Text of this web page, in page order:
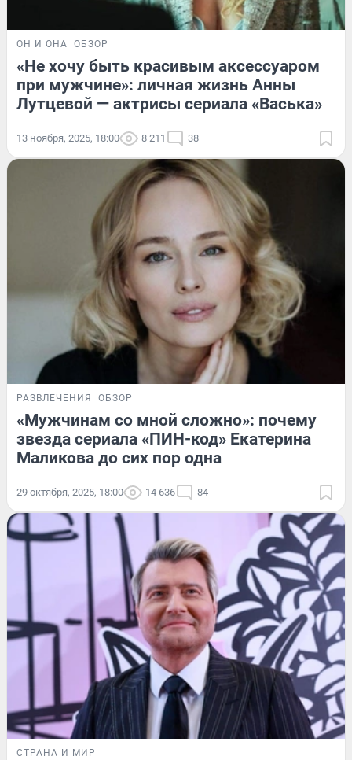
ОН И ОНА ОБЗОР
«Не хочу быть красивым аксессуаром
при мужчине»: личная жизнь Анны
Лутцевой — актрисы сериала «Васька»
13 ноября, 2025, 18:00 8 211 38
РАЗВЛЕЧЕНИЯ ОБЗОР
«Мужчинам со мной сложно»: почему
звезда сериала «ПИН-код» Екатерина
Маликова до сих пор одна
29 октября, 2025, 18:00 14 636 84
СТРАНА И МИР